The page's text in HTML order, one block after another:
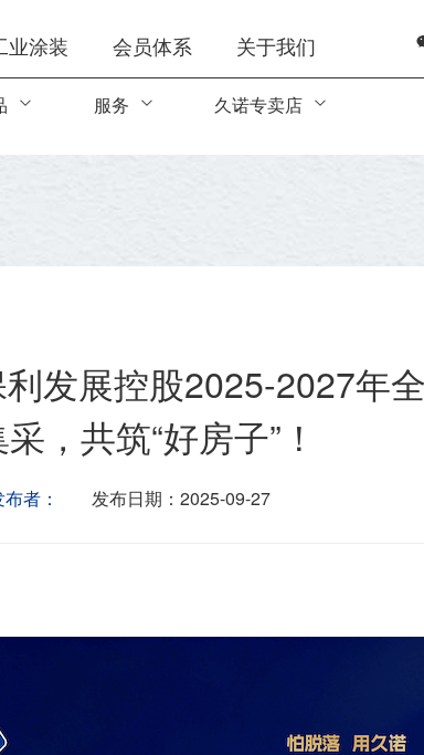
服务 久诺专卖店
业涂装 会员体系 关于我们
发展控股2025-2027年
，共筑“好房子”！
者： 发布日期： 2025-09-27